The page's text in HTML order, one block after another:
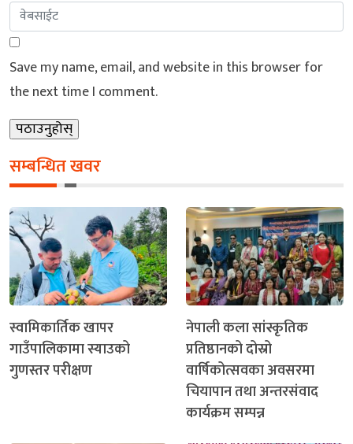
Save my name, email, and website in this browser for
the next time I comment.
सम्बन्धित खवर
स्वामिकार्तिक खापर
गाउँपालिकामा स्याउको
गुणस्तर परीक्षण
नेपाली कला सांस्कृतिक
प्रतिष्ठानको दोस्रो
वार्षिकोत्सवका अवसरमा
चियापान तथा अन्तरसंवाद
कार्यक्रम सम्पन्न